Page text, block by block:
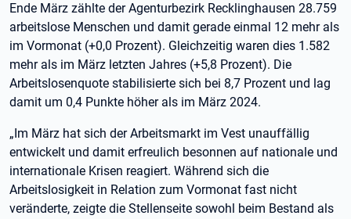
Ende März zählte der Agenturbezirk Recklinghausen 28.759
arbeitslose Menschen und damit gerade einmal 12 mehr als
im Vormonat (+0,0 Prozent). Gleichzeitig waren dies 1.582
mehr als im März letzten Jahres (+5,8 Prozent). Die
Arbeitslosenquote stabilisierte sich bei 8,7 Prozent und lag
damit um 0,4 Punkte höher als im März 2024.
„Im März hat sich der Arbeitsmarkt im Vest unauffällig
entwickelt und damit erfreulich besonnen auf nationale und
internationale Krisen reagiert. Während sich die
Arbeitslosigkeit in Relation zum Vormonat fast nicht
veränderte, zeigte die Stellenseite sowohl beim Bestand als